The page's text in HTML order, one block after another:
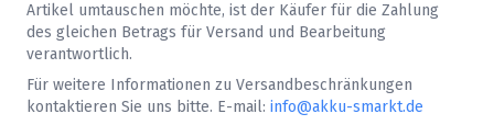
Artikel umtauschen möchte, ist der Käufer für die Zahlung
des gleichen Betrags für Versand und Bearbeitung
verantwortlich.
Für weitere Informationen zu Versandbeschränkungen
kontaktieren Sie uns bitte. E-mail: info@akku-smarkt.de